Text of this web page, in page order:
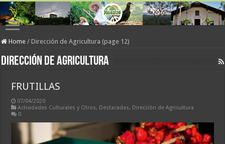
Home / Dirección de Agricultura (page 12)
Dirección de Agricultura
FRUTILLAS
07/04/2020
Actividades Culturales y Otros, Destacadas, Dirección de Agricultura
0